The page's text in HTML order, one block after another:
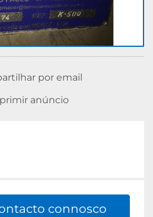
por email
anúncio
connosco